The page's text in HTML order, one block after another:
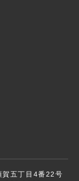
五丁目4番22号